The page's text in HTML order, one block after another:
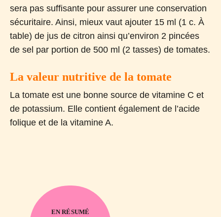
sera pas suffisante pour assurer une conservation
sécuritaire. Ainsi, mieux vaut ajouter 15 ml (1 c. À
table) de jus de citron ainsi qu’environ 2 pincées
de sel par portion de 500 ml (2 tasses) de tomates.
La valeur nutritive de la tomate
La tomate est une bonne source de vitamine C et
de potassium. Elle contient également de l’acide
folique et de la vitamine A.
EN RÉSUMÉ